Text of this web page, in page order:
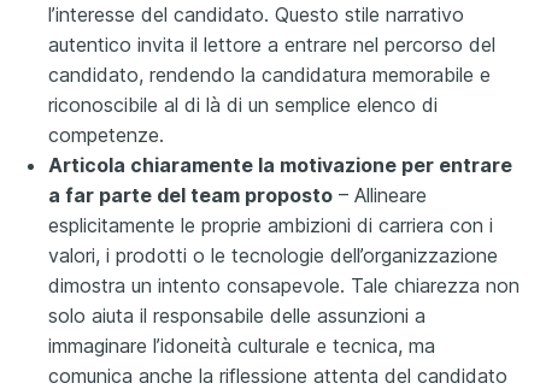
l’interesse del candidato. Questo stile narrativo
autentico invita il lettore a entrare nel percorso del
candidato, rendendo la candidatura memorabile e
riconoscibile al di là di un semplice elenco di
competenze.
Articola chiaramente la motivazione per entrare
a far parte del team proposto – Allineare
esplicitamente le proprie ambizioni di carriera con i
valori, i prodotti o le tecnologie dell’organizzazione
dimostra un intento consapevole. Tale chiarezza non
solo aiuta il responsabile delle assunzioni a
immaginare l’idoneità culturale e tecnica, ma
comunica anche la riflessione attenta del candidato